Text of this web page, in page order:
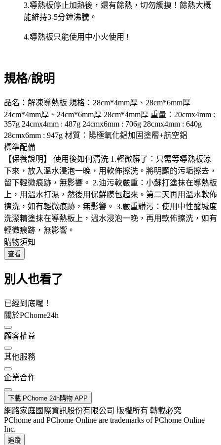
3.導熱板停止加熱後，還有餘熱，切勿觸摸！餘熱大概
能維持3-5分鐘沸騰。
4.導熱板只能使用中小火使用 !
規格/說明
品名：解凍導熱板 規格：28cm*4mm厚、28cm*6mm厚
24cm*4mm厚、24cm*6mm厚 28cm*4mm厚 重量：20cmx4mm :
357g 24cmx4mm : 487g 24cmx6mm : 706g 28cmx4mm : 640g
28cmx6mm : 947g 材質：陽極氧化鋁加固塗層+航空鋁
標準配備
【保養說明】 使用後如何清洗 1.輕微髒了：只需等導熱板涼
下來，放入溫水浸泡一晚，用軟佈擦洗。將明顯的污垢擦去，
留下輕微痕跡，無影響。 2.油污較嚴重：小蘇打塗抹在導熱板
上，用溫水打濕，然後用保鮮膜包起來。第二天再用溫水軟佈
擦洗，如有輕微痕跡，無影響。 3.嚴重髒污：使用中性酸堿度
洗潔精塗抹在導熱板上，溫水浸泡一晚，再用軟佈擦洗，如有
輕微痕跡，無影響。
購物須知
查看
別人也看了
已經到底囉！
關於PChome24h
顧客權益
其他服務
企業合作
下載 PChome 24h購物 APP
網路家庭國際資訊股份有限公司 版權所有 轉載必究
PChome and PChome Online are trademarks of PChome Online
Inc.
追蹤